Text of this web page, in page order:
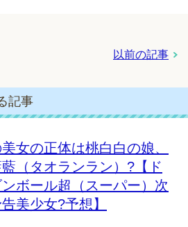
以前の記事
記事
女の正体は桃白白の娘、
（タオランラン）?【ド
ンボール超（スーパー）次
美少女?予想】